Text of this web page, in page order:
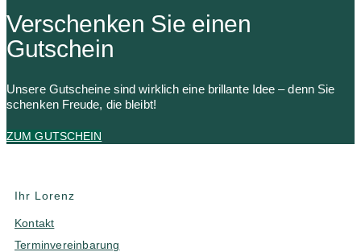
Verschenken Sie einen
Gutschein
Unsere Gutscheine sind wirklich eine brillante Idee – denn Sie
schenken Freude, die bleibt!
ZUM GUTSCHEIN
Ihr Lorenz
Kontakt
Terminvereinbarung